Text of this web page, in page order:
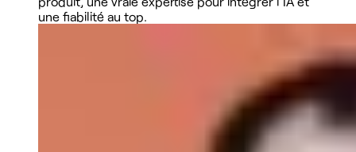
une fiabilité au top.